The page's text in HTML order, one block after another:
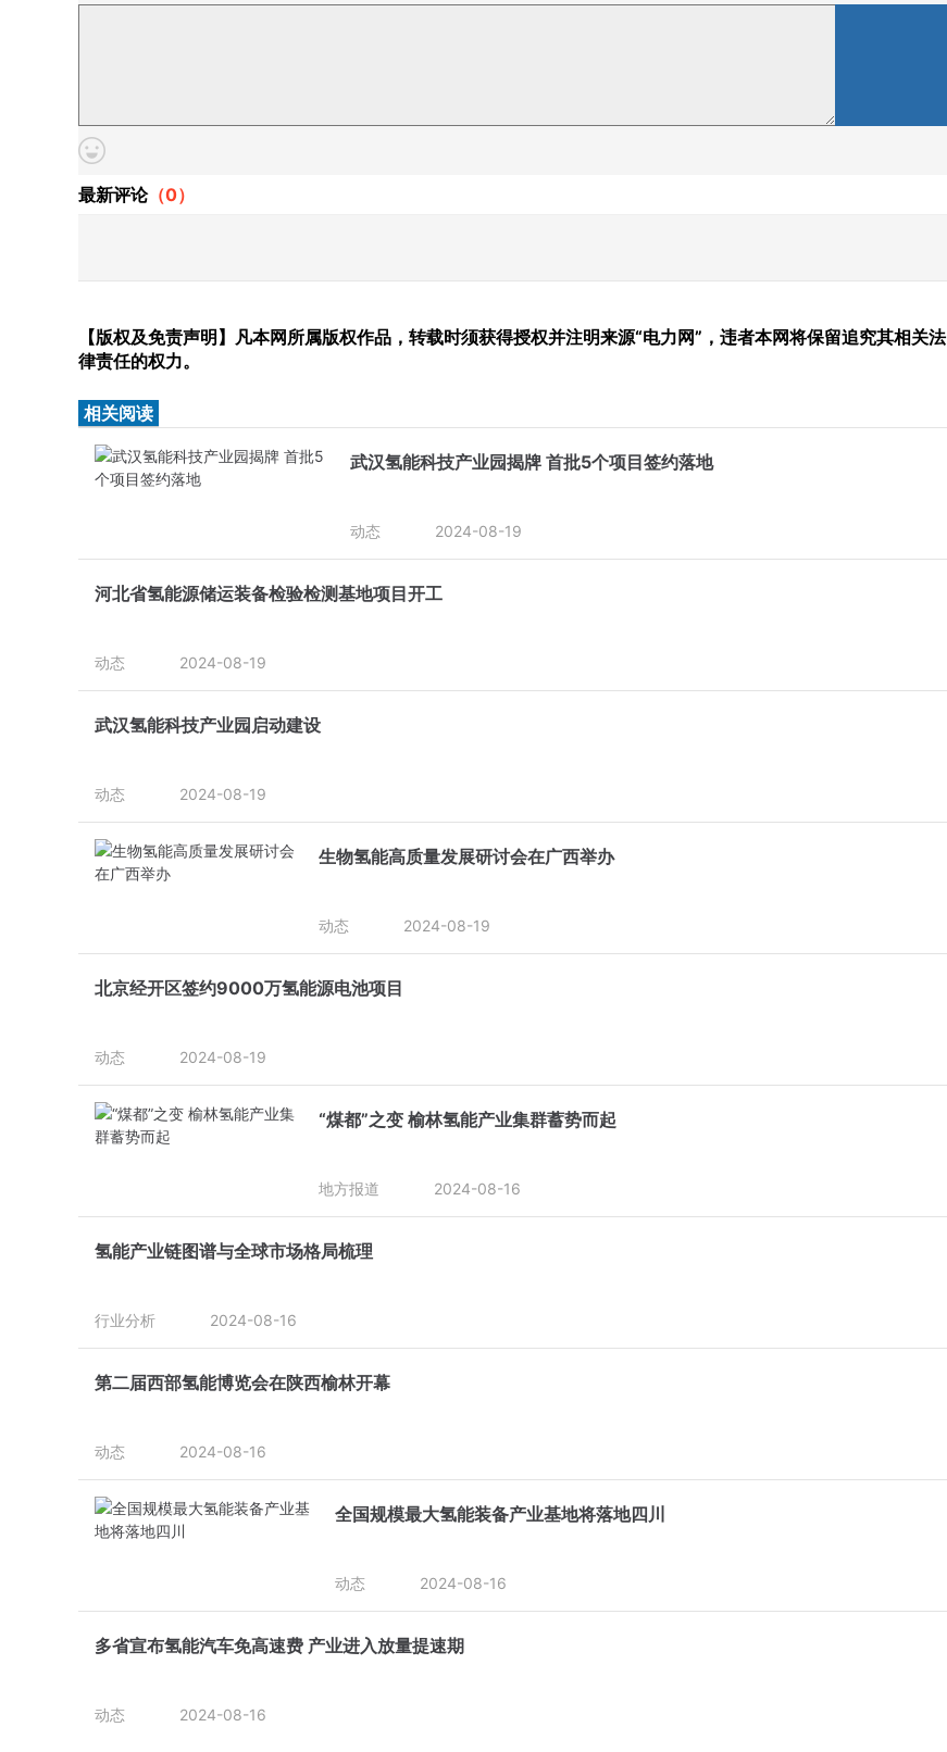
最新评论（0）
【版权及免责声明】凡本网所属版权作品，转载时须获得授权并注明来源“电力网”，违者本网将保留追究其相关法
律责任的权力。
相关阅读
武汉氢能科技产业园揭牌 首批5个项目签约落地
动态 2024-08-19
河北省氢能源储运装备检验检测基地项目开工
动态 2024-08-19
武汉氢能科技产业园启动建设
动态 2024-08-19
生物氢能高质量发展研讨会在广西举办
动态 2024-08-19
北京经开区签约9000万氢能源电池项目
动态 2024-08-19
“煤都”之变 榆林氢能产业集群蓄势而起
地方报道 2024-08-16
氢能产业链图谱与全球市场格局梳理
行业分析 2024-08-16
第二届西部氢能博览会在陕西榆林开幕
动态 2024-08-16
全国规模最大氢能装备产业基地将落地四川
动态 2024-08-16
多省宣布氢能汽车免高速费 产业进入放量提速期
动态 2024-08-16